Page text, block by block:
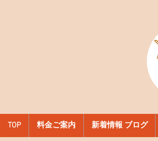
TOP 料金ご案内 新着情報 ブログ